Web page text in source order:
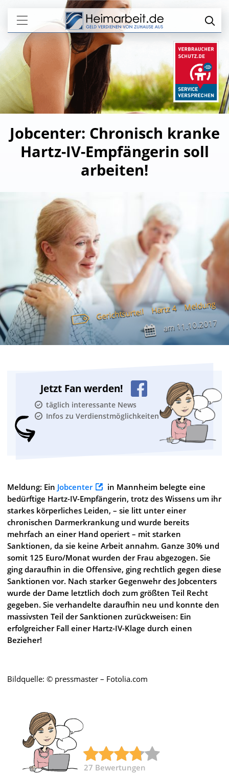
Jobcenter: Chronisch kranke
Hartz-IV-Empfängerin soll
arbeiten!
Gerichtsurteil Hartz 4 Meldung
am11.10.2017
Jetzt Fan werden!
täglich interessante News
Infos zu Verdienstmöglichkeiten
Meldung: Ein Jobcenter
in Mannheim belegte eine
bedürftige Hartz-IV-Empfängerin, trotz des Wissens um ihr
starkes körperliches Leiden, – sie litt unter einer
chronischen Darmerkrankung und wurde bereits
mehrfach an einer Hand operiert – mit starken
Sanktionen, da sie keine Arbeit annahm. Ganze 30% und
somit 125 Euro/Monat wurden der Frau abgezogen. Sie
ging daraufhin in die Offensive, ging rechtlich gegen diese
Sanktionen vor. Nach starker Gegenwehr des Jobcenters
wurde der Dame letztlich doch zum größten Teil Recht
gegeben. Sie verhandelte daraufhin neu und konnte den
massivsten Teil der Sanktionen zurückweisen: Ein
erfolgreicher Fall einer Hartz-IV-Klage durch einen
Bezieher!
Bildquelle: © pressmaster – Fotolia.com
27 Bewertungen